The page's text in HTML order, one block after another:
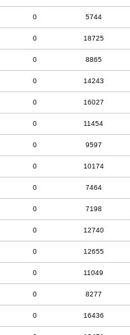
0 5744
0 18725
0 8865
0 14243
0 16027
0 11454
0 9597
0 10174
0 7464
0 7198
0 12740
0 12655
0 11049
0 8277
0 16436